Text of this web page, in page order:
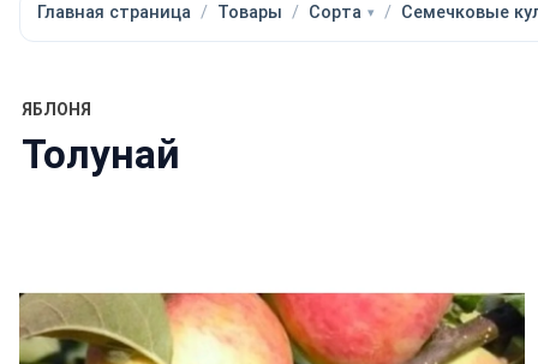
Главная страница Товары Сорта Семечковые
ЯБЛОНЯ
Толунай